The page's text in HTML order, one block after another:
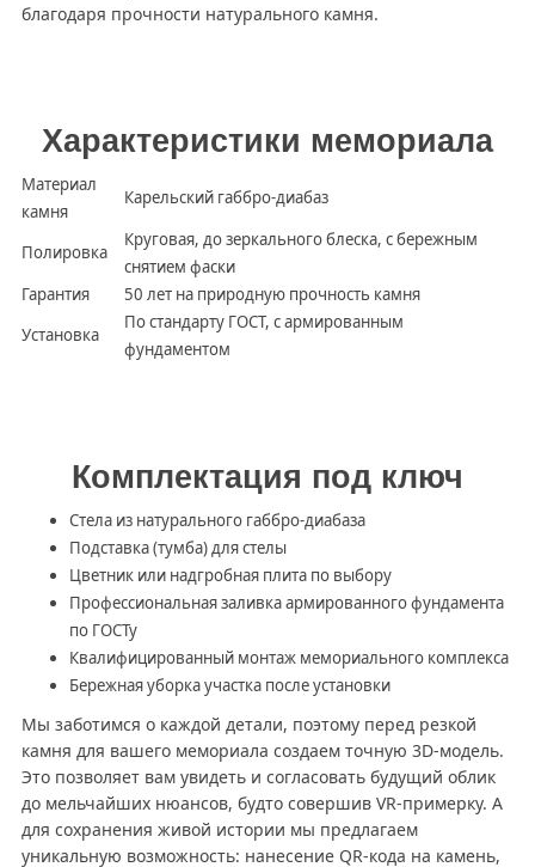
благодаря прочности натурального камня.
Характеристики мемориала
Материал
камня
Карельский габбро-диабаз
Полировка
Круговая, до зеркального блеска, с бережным
снятием фаски
Гарантия
50 лет на природную прочность камня
Установка
По стандарту ГОСТ, с армированным
фундаментом
Комплектация под ключ
Стела из натурального габбро-диабаза
Подставка (тумба) для стелы
Цветник или надгробная плита по выбору
Профессиональная заливка армированного фундамента
по ГОСТу
Квалифицированный монтаж мемориального комплекса
Бережная уборка участка после установки
Мы заботимся о каждой детали, поэтому перед резкой
камня для вашего мемориала создаем точную 3D-модель.
Это позволяет вам увидеть и согласовать будущий облик
до мельчайших нюансов, будто совершив VR-примерку. А
для сохранения живой истории мы предлагаем
уникальную возможность: нанесение QR-кода на камень,